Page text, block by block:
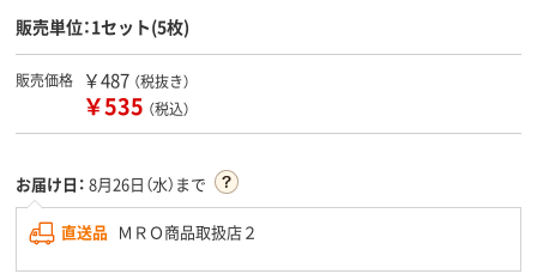
販売単位：1セット(5枚)
販売価格 ￥487 （税抜き）
￥535 （税込）
お届け日： 8月26日（水）まで
直送品 ＭＲＯ商品取扱店２